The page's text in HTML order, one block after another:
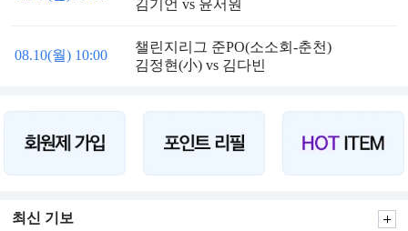
김기언 vs 윤서원
08.10(월) 10:00
챌린지리그 준PO(소소회-춘천)
김정현(小) vs 김다빈
최신 기보